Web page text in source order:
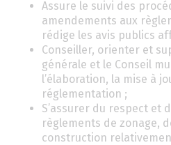
Assure le suivi des
amendements aux
rédige les avis publics
Conseiller, orienter et
générale et le Conseil
l’élaboration, la mise à
réglementation ;
S’assurer du respect et
règlements de zonage,
construction